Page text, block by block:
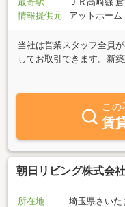
情報提供元
アットホーム
当社は営業スタッフ全員
してお取引できます。新
購入やアパート・戸建て
この
賃
朝日リビング株式会
所在地
埼玉県さい